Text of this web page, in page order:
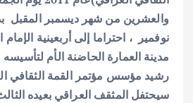
k
p
نوفمير ، احتراما إلى أربعينية
مدينة العمارة الحاضنة الأم
رشيد مؤسس مؤتمر القمة الثقافي
سيحتفل المثقف العراقي بعيده